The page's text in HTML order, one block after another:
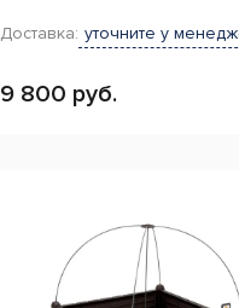
Доставка: уточните у
9 800 руб.